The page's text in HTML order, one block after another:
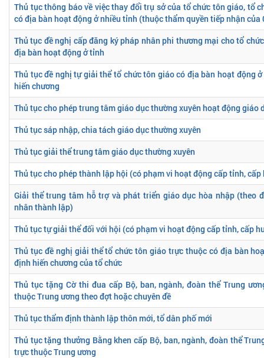
Thủ tục thông báo về việc thay đổi trụ sở của tổ chức tôn giáo, tổ
có địa bàn hoạt động ở nhiều tỉnh (thuộc thẩm quyền tiếp nhận của
Thủ tục đề nghị cấp đăng ký pháp nhân phi thương mại cho tổ
địa bàn hoạt động ở tỉnh
Thủ tục đề nghị tự giải thể tổ chức tôn giáo có địa bàn hoạt động
hiến chương
Thủ tục cho phép trung tâm giáo dục thường xuyên hoạt động giáo
Thủ tục sáp nhập, chia tách giáo dục thường xuyên
Thủ tục giải thể trung tâm giáo dục thường xuyên
Thủ tục cho phép thành lập hội (có phạm vi hoạt động cấp tỉnh, cấp
Giải thể trung tâm hỗ trợ và phát triển giáo dục hòa nhập (theo
nhân thành lập)
Thủ tục tự giải thể đối với hội (có phạm vi hoạt động cấp tỉnh, cấp
Thủ tục đề nghị giải thể tổ chức tôn giáo trực thuộc có địa bàn
định hiến chương của tổ chức
Thủ tục tặng Cờ thi đua cấp Bộ, ban, ngành, đoàn thể Trung
thuộc Trung ương theo đợt hoặc chuyên đề
Thủ tục thẩm định thành lập thôn mới, tổ dân phố mới
Thủ tục tặng thưởng Bằng khen cấp Bộ, ban, ngành, đoàn thể
trực thuộc Trung ương